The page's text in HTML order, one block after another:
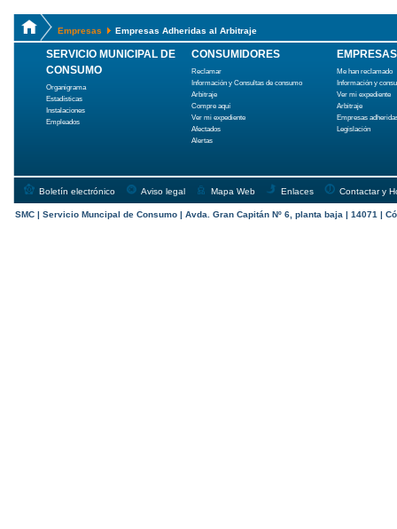
Empresas Empresas Adheridas al Arbitraje
SERVICIO MUNICIPAL DE
CONSUMO
Organigrama
Estadísticas
Instalaciones
Empleados
CONSUMIDORES
Reclamar
Información y Consultas de consumo
Arbitraje
Compre aquí
Ver mi expediente
Afectados
Alertas
EMPRESAS
Me han reclamado
Información y
Ver mi expediente
Arbitraje
Empresas
Legislación
Boletín electrónico Aviso legal Mapa Web Enlaces Contactar y
SMC | Servicio Muncipal de Consumo | Avda. Gran Capitán Nº 6, planta baja | 14071 |